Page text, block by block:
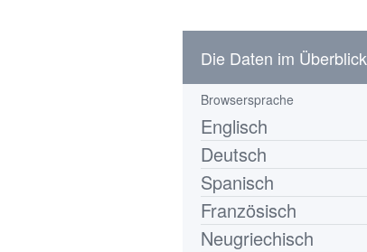
Die Daten im Überblick
Browsersprache
Englisch
Deutsch
Spanisch
Französisch
Neugriechisch